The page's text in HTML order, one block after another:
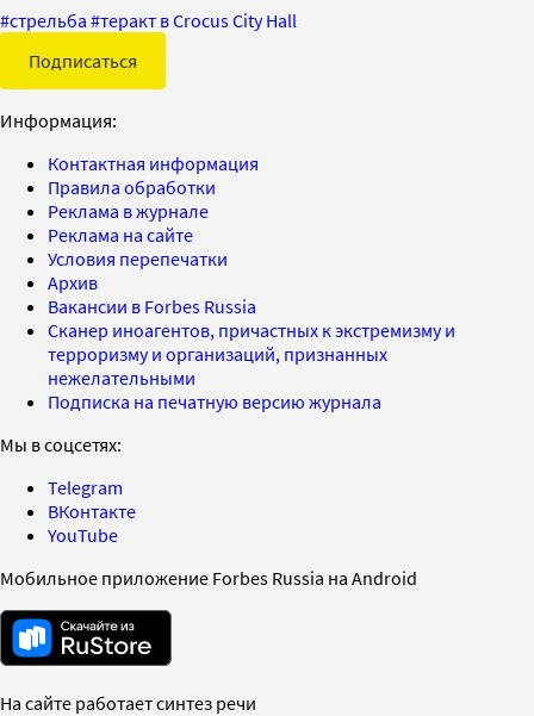
#стрельба #теракт в Crocus City Hall
Подписаться
Информация:
Контактная информация
Правила обработки
Реклама в журнале
Реклама на сайте
Условия перепечатки
Архив
Вакансии в Forbes Russia
Сканер иноагентов, причастных к экстремизму и
терроризму и организаций, признанных
нежелательными
Подписка на печатную версию журнала
Мы в соцсетях:
Telegram
ВКонтакте
YouTube
Мобильное приложение Forbes Russia на Android
На сайте работает синтез речи